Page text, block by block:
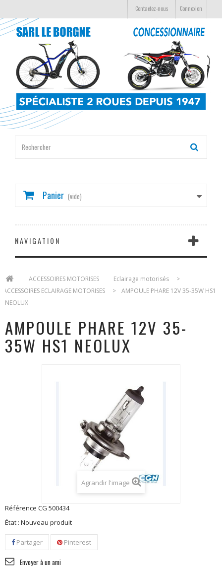
Connexion
Contactez-nous
Panier (vide)
NAVIGATION
ACCESSOIRES MOTORISES Eclairage motorisés
>
ACCESSOIRES ECLAIRAGE MOTORISES
>
AMPOULE PHARE 12V 35-35W HS1
NEOLUX
AMPOULE PHARE 12V 35-
35W HS1 NEOLUX
Agrandir l'image
Référence CG 500434
État : Nouveau produit
Partager Pinterest
Envoyer à un ami